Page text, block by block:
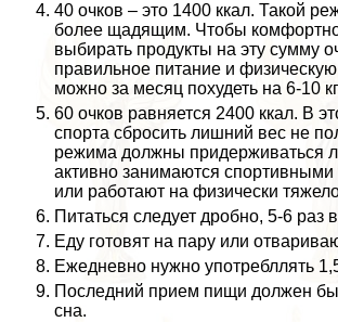
40 очков – это 1400 ккал. Такой
более щадящим. Чтобы комфортно
выбирать продукты на эту сумму
правильное питание и физическую
можно за месяц похудеть на 6-10
60 очков равняется 2400 ккал. В
спорта сбросить лишний вес не
режима должны придерживаться
активно занимаются
или работают на физически
Питаться следует дробно, 5-6 раз
Еду готовят на пару или
Ежедневно нужно употрeбллять
Последний прием пищи должен
сна.